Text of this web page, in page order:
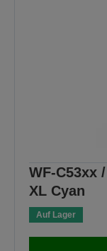
WF-C53xx
XL Cyan
Auf Lager